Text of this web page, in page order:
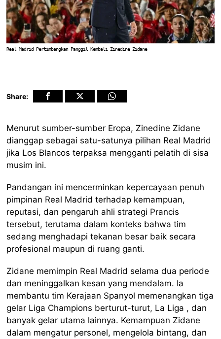
Real Madrid Pertimbangkan Panggil Kembali Zinedine Zidane
Share:
Menurut sumber-sumber Eropa, Zinedine Zidane
dianggap sebagai satu-satunya pilihan Real Madrid
jika Los Blancos terpaksa mengganti pelatih di sisa
musim ini.
Pandangan ini mencerminkan kepercayaan penuh
pimpinan Real Madrid terhadap kemampuan,
reputasi, dan pengaruh ahli strategi Prancis
tersebut, terutama dalam konteks bahwa tim
sedang menghadapi tekanan besar baik secara
profesional maupun di ruang ganti.
Zidane memimpin Real Madrid selama dua periode
dan meninggalkan kesan yang mendalam. Ia
membantu tim Kerajaan Spanyol memenangkan tiga
gelar Liga Champions berturut-turut, La Liga , dan
banyak gelar utama lainnya. Kemampuan Zidane
dalam mengatur personel, mengelola bintang, dan